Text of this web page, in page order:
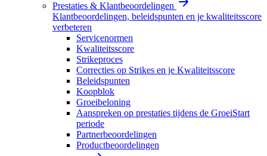
Prestaties & Klantbeoordelingen
Klantbeoordelingen, beleidspunten en je kwaliteitsscore
verbeteren
Servicenormen
Kwaliteitsscore
Strikeproces
Correcties op Strikes en je Kwaliteitsscore
Beleidspunten
Koopblok
Groeibeloning
Aanspreken op prestaties tijdens de GroeiStart
periode
Partnerbeoordelingen
Productbeoordelingen